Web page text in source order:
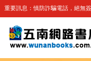
重要訊息：慎防詐騙電話，絕無